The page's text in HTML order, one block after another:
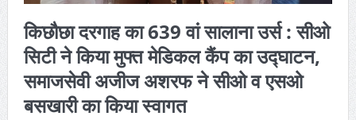
किछौछा दरगाह का 639 वां सालाना उर्स : सीओ
सिटी ने किया मुफ्त मेडिकल कैंप का उद्घाटन,
समाजसेवी अजीज अशरफ ने सीओ व एसओ
बसखारी का किया स्वागत